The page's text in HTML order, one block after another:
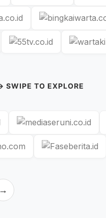
SWIPE TO EXPLORE
→